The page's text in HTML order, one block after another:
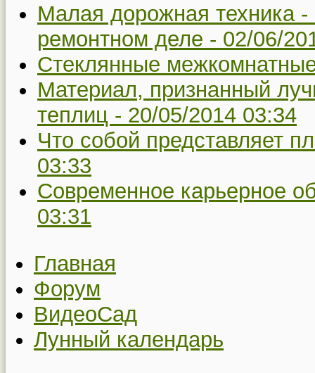
Малая дорожная техника
ремонтном деле - 02/06/
Стеклянные
Материал, признанный
теплиц - 20/05/2014 03:34
Что собой представляет
03:33
Современное карьерное
03:31
Главная
Форум
ВидеоСад
Лунный календарь